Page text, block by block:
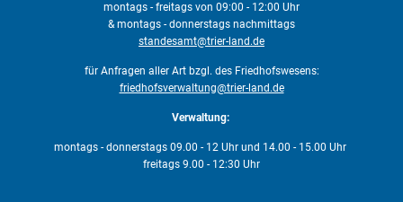
montags - freitags von 09:00 - 12:00 Uhr
& montags - donnerstags nachmittags
standesamt@trier-land.de
für Anfragen aller Art bzgl. des Friedhofswesens:
friedhofsverwaltung@trier-land.de
Verwaltung:
montags - donnerstags 09.00 - 12 Uhr und 14.00 - 15.00 Uhr
freitags 9.00 - 12:30 Uhr